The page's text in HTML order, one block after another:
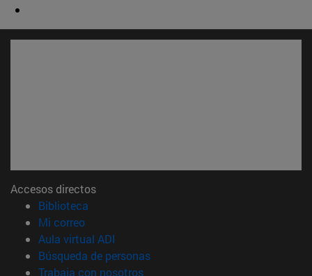
Accesos directos
Biblioteca
Mi correo(abre en nueva ventana)
Aula virtual ADI
Búsqueda de personas(abre en nueva ventana)
Trabaja con nosotros(abre en nueva ventana)